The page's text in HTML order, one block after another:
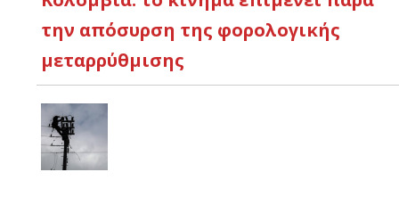
την απόσυρση της φορολογικής
μεταρρύθμισης